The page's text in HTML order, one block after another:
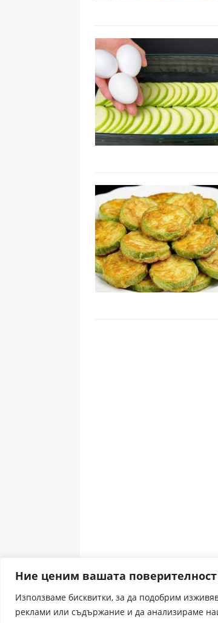
Ние ценим вашата поверителност
Използваме бисквитки, за да подобрим
реклами или съдържание и да анализираме